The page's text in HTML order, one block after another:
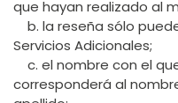
que hayan realizado al
b. la reseña sólo
Servicios Adicionales;
c. el nombre con el
corresponderá al